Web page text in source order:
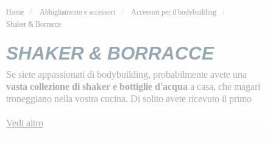
Home Abbigliamento e accessori
Accessori per il bodybuilding
Shaker & Borracce
SHAKER & BORRACCE
Se siete appassionati di bodybuilding, probabilmente avete una
vasta collezione di shaker e bottiglie d'acqua a casa, che magari
troneggiano nella vostra cucina. Di solito avete ricevuto il primo
oppure vi siete innamorati di un modello della vostra marca
Vedi altro